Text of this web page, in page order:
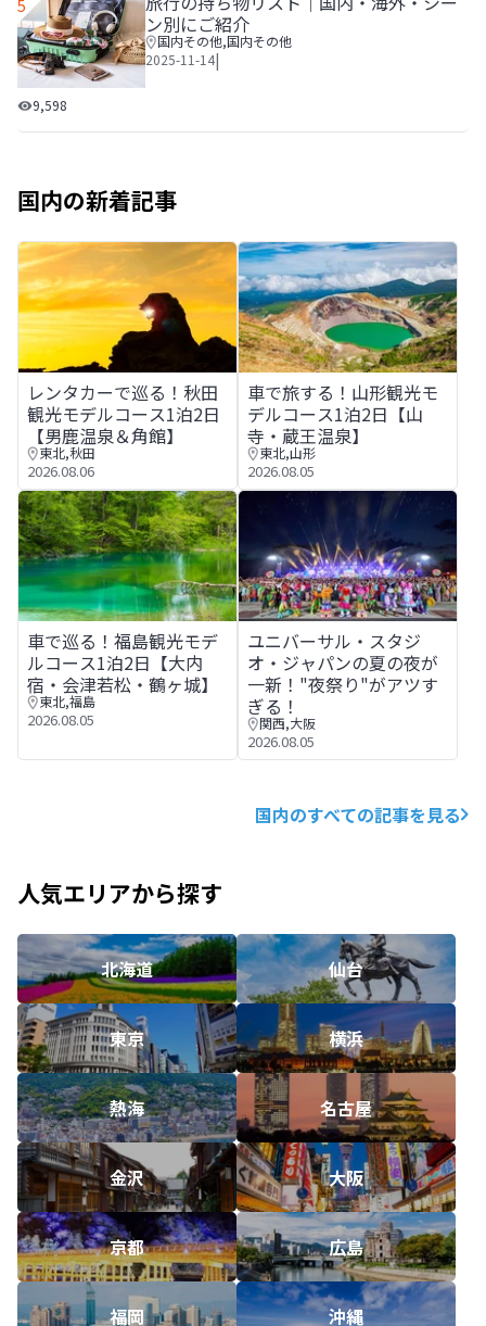
5
旅行の持ち物リスト│国内・海外・シーン別にご紹介
9,598
ン別にご紹介
国内その他,国内その他
2025-11-14|
国内の新着記事
レンタカーで巡る！秋田観光モデルコース1泊2日【男鹿温
レンタカーで巡る！秋田
観光モデルコース1泊2日
【男鹿温泉＆角館】
東北,秋田
2026.08.06
車で旅する！山形観光モデル
車で旅する！山形観光モ
デルコース1泊2日【山
寺・蔵王温泉】
東北,山形
2026.08.05
車で巡る！福島観光モデルコース1泊2日【大内宿・会津若
車で巡る！福島観光モデ
ルコース1泊2日【大内
宿・会津若松・鶴ヶ城】
東北,福島
2026.08.05
ユニバーサル・スタジオ・ジ
ユニバーサル・スタジ
オ・ジャパンの夏の夜が
一新！"夜祭り"がアツす
ぎる！
関西,大阪
2026.08.05
国内のすべての記事を見る
人気エリアから探す
北海道 仙台
東京 横浜
熱海 名古屋
金沢 大阪
京都 広島
福岡 沖縄